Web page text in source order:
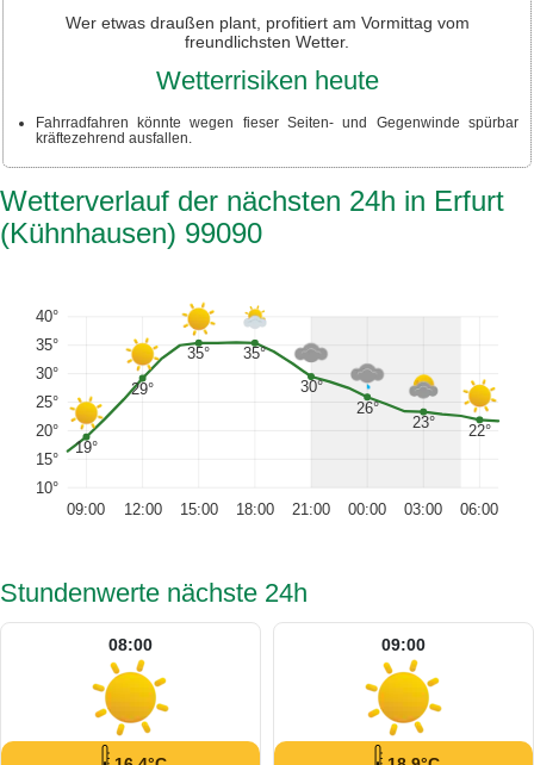
Wer etwas draußen plant, profitiert am Vormittag vom
freundlichsten Wetter.
Wetterrisiken heute
Fahrradfahren könnte wegen fieser Seiten- und Gegenwinde spürbar
kräftezehrend ausfallen.
Wetterverlauf der nächsten 24h in Erfurt
(Kühnhausen) 99090
10°
15°
20°
25°
30°
35°
40°
19°
29°
35° 35°
30°
26°
23°
22°
09:00 12:00 15:00 18:00 21:00 00:00 03:00 06:00
Stundenwerte nächste 24h
08:00 09:00